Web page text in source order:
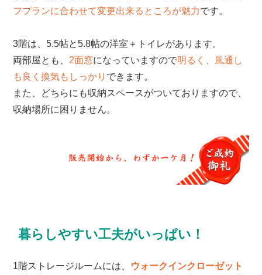
フプランに合わせて変更出来るところが魅力です。
3階は、5.5帖と5.8帖の洋室＋トイレがあります。
両部屋とも、 2面窓になっていますので明るく、風通し
も良く換気もしっかり できます。
また、どちらにも収納スペースがついておりますので、
収納場所に困りません。
暮らしやすい工夫がいっぱい！
1階ストレージルームには、 ウォークインクローゼット